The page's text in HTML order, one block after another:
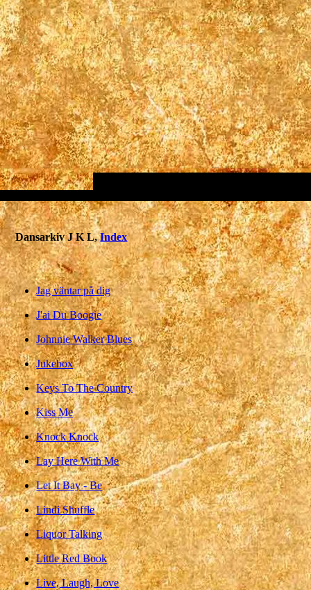
Dansarkiv J K L,Index
Jag väntar på dig
J'ai Du Boogie
Johnnie Walker Blues
Jukebox
Keys To The Country
Kiss Me
Knock Knock
Lay Here With Me
Let It Bay - Be
Lindi Shuffle
Liquor Talking
Little Red Book
Live, Laugh, Love